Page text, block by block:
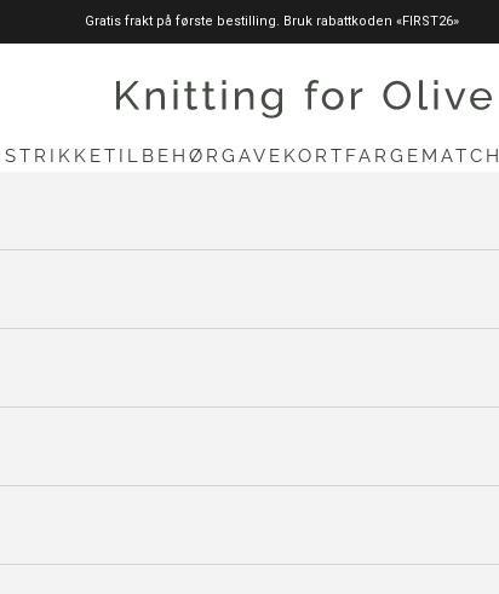
Gratis frakt på første bestilling. Bruk rabattkoden «FIRST26»
knittingforolive.com
STRIKKETILBEHØR GAVEKORT FARGEMATCH